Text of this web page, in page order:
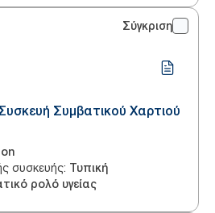
Σύγκριση
Συμβατικού Χαρτιού
συσκευής: Τυπική
ρολό υγείας